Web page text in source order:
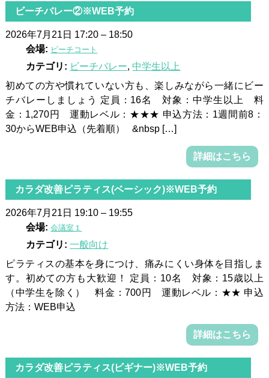
ビーチバレー②※WEB予約
2026年7月21日 17:20– 18:50
会場: ビーチコート
カテゴリ: ビーチバレー, 中学生以上
初めての方や慣れていない方も、楽しみながら一緒にビー
チバレーしましょう 定員：16名 対象：中学生以上 料
金：1,270円 運動レベル：★★★ 申込方法：1週間前8：
30からWEB申込（先着順） &nbsp […]
詳細はこちら
カラダ改善ピラティス(ベーシック)※WEB予約
2026年7月21日 19:10– 19:55
会場: 会議室１
カテゴリ: 一般向け
ピラティスの基本を身につけ、痛みにくい身体を目指しま
す。初めての方も大歓迎！ 定員：10名 対象：15歳以上
（中学生を除く） 料金：700円 運動レベル：★★ 申込
方法：WEB申込
詳細はこちら
カラダ改善ピラティス(ビギナー)※WEB予約